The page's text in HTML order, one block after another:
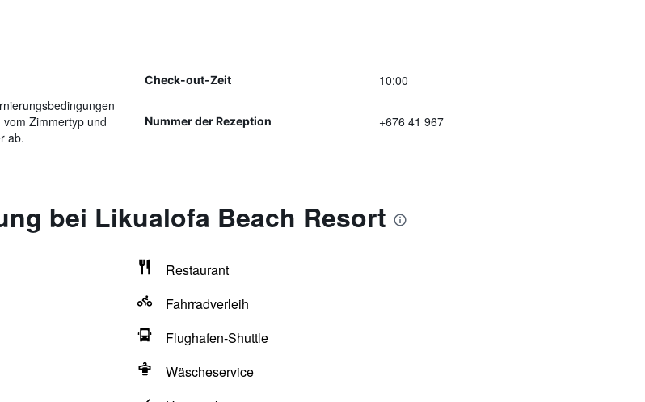
Check-out-Zeit 10:00
vom Zimmertyp und
ab.
Nummer der Rezeption +676 41 967
bei Likualofa Beach Resort
Restaurant
Fahrradverleih
Flughafen-Shuttle
Wäscheservice